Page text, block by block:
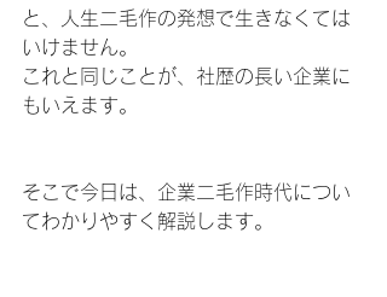
と、人生二毛作の発想で生きなくては
いけません。
これと同じことが、社歴の長い企業に
もいえます。
そこで今日は、企業二毛作時代につい
てわかりやすく解説します。